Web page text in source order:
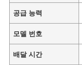
공급 능력
모델 번호
배달 시간